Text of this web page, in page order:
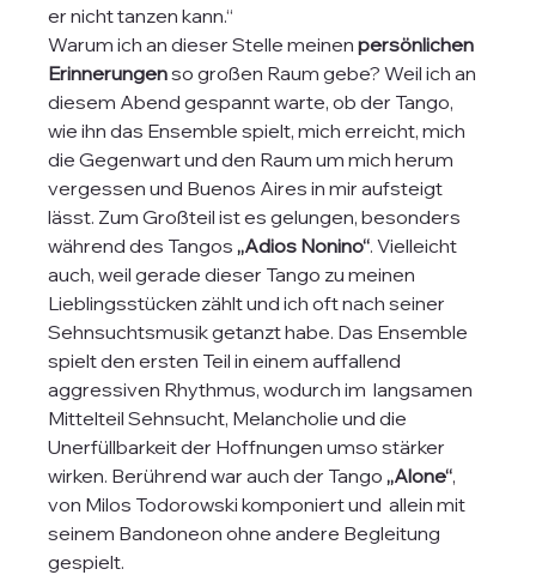
er nicht tanzen kann.“
Warum ich an dieser Stelle meinen persönlichen
Erinnerungen so großen Raum gebe? Weil ich an
diesem Abend gespannt warte, ob der Tango,
wie ihn das Ensemble spielt, mich erreicht, mich
die Gegenwart und den Raum um mich herum
vergessen und Buenos Aires in mir aufsteigt
lässt. Zum Großteil ist es gelungen, besonders
während des Tangos „Adios Nonino“. Vielleicht
auch, weil gerade dieser Tango zu meinen
Lieblingsstücken zählt und ich oft nach seiner
Sehnsuchtsmusik getanzt habe. Das Ensemble
spielt den ersten Teil in einem auffallend
aggressiven Rhythmus, wodurch im  langsamen
Mittelteil Sehnsucht, Melancholie und die
Unerfüllbarkeit der Hoffnungen umso stärker
wirken. Berührend war auch der Tango „Alone“,
von Milos Todorowski komponiert und  allein mit
seinem Bandoneon ohne andere Begleitung
gespielt.